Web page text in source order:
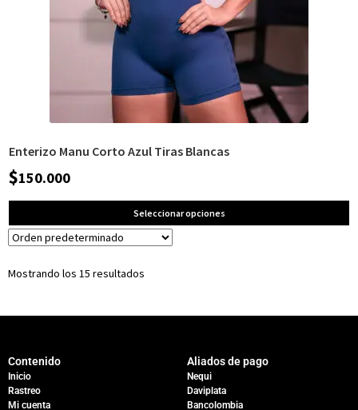
Enterizo Manu Corto Azul Tiras Blancas
$150.000
Seleccionar opciones
Mostrando los 15 resultados
Contenido
Inicio
Rastreo
Mi cuenta
Aliados de pago
Nequi
Daviplata
Bancolombia